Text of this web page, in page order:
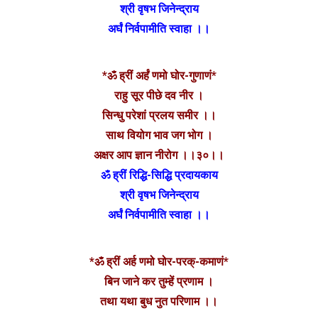
श्री वृषभ जिनेन्द्राय
अर्घं निर्वपामीति स्वाहा ।।
*ॐ ह्रीं अर्हं णमो घोर-गुणाणं*
राहु सूर पीछे दव नीर ।
सिन्धु परेशां प्रलय समीर ।।
साथ वियोग भाव जग भोग ।
अक्षर आप ज्ञान नीरोग ।।३०।।
ॐ ह्रीं रिद्धि-सिद्धि प्रदायकाय
श्री वृषभ जिनेन्द्राय
अर्घं निर्वपामीति स्वाहा ।।
*ॐ ह्रीं अर्ह णमो घोर-परक्-कमाणं*
बिन जाने कर तुम्हें प्रणाम ।
तथा यथा बुध नुत परिणाम ।।